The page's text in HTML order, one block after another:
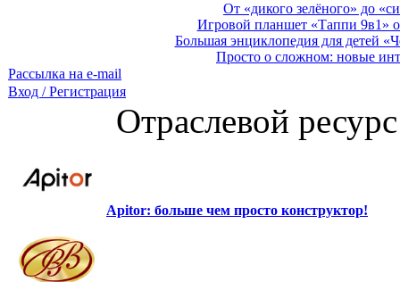
От «дикого зелёного» до
Игровой планшет «Таппи 9в1»
Большая энциклопедия для детей
Просто о сложном: новые
Рассылка на e-mail
Вход / Регистрация
Отраслевой
Apitor: больше чем просто конструктор!